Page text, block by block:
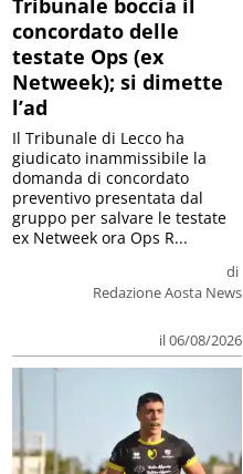
concordato delle
testate Ops (ex
Netweek); si dimette
l’ad
di
Redazione Aosta News
il 06/08/2026
Il Tribunale di Lecco ha
giudicato inammissibile la
domanda di concordato
preventivo presentata dal
gruppo per salvare le testate
ex Netweek ora Ops R...